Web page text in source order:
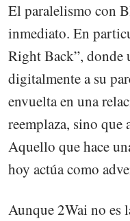
El paralelismo con
inmediato. En
Right Back”, donde
digitalmente a su
envuelta en una
reemplaza, sino que
Aquello que hace
hoy actúa como
Aunque 2Wai no es